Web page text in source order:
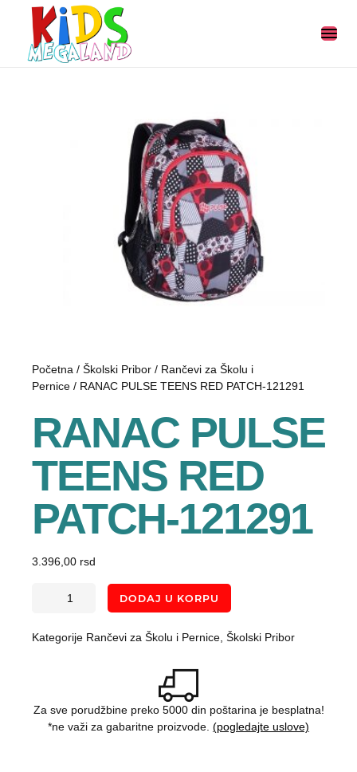
Početna / Školski Pribor / Rančevi za Školu i
Pernice / RANAC PULSE TEENS RED PATCH-121291
RANAC PULSE
TEENS RED
PATCH-121291
3.396,00 rsd
DODAJ U KORPU
Kategorije Rančevi za Školu i Pernice Školski Pribor
Za sve porudžbine preko 5000 din poštarina je besplatna!
*ne važi za gabaritne proizvode. (pogledajte uslove)